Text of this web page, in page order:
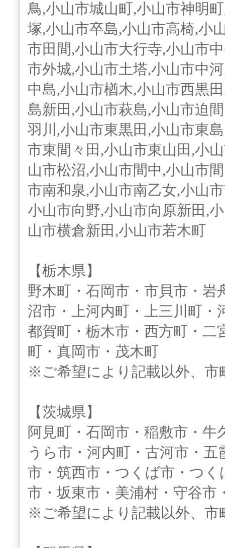
鳥,小山市城山町,小山市神明
塚,小山市卒島,小山市高椅,小
市田間,小山市大行寺,小山市
市外城,小山市土塔,小山市中
中島,小山市楢木,小山市西黒
島新田,小山市萩島,小山市迫
羽川,小山市東黒田,小山市東
市東間々田,小山市東山田,小
山市松沼,小山市間中,小山市
市南和泉,小山市南乙女,小山
小山市向野,小山市向原新田,
山市横倉新田,小山市若木町
【栃木県】
野木町・石岡市・市貝市・岩
沼市・上河内町・上三川町・
都賀町・栃木市・西方町・二
町・真岡市・茂木町
※ご希望により記載以外、市
【茨城県】
阿見町・石岡市・稲敷市・
うら市・河内町・古河市・
市・筑西市・つくば市・つ
市・坂東市・美浦村・守谷市
※ご希望により記載以外、市